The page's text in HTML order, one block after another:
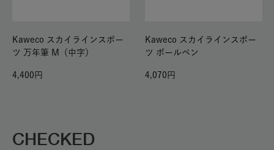
Kaweco スカイラインスポー
ツ 万年筆 M（中字）
4,400
Kaweco スカイラインスポー
ツ ボールペン
4,070
CHECKED